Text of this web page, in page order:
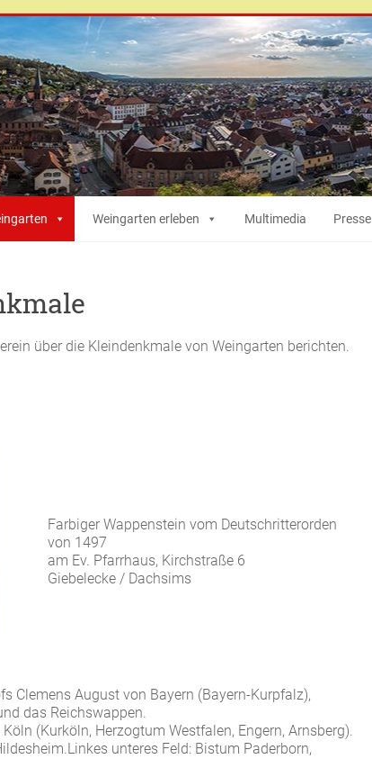
Weingarten erleben Multimedia Presse
über die Kleindenkmale von Weingarten berichten.
Farbiger Wappenstein vom Deutschritterorden
von 1497
am Ev. Pfarrhaus, Kirchstraße 6
Giebelecke / Dachsims
Clemens August von Bayern (Bayern-Kurpfalz),
das Reichswappen.
(Kurköln, Herzogtum Westfalen, Engern, Arnsberg).
unteres Feld: Bistum Paderborn,